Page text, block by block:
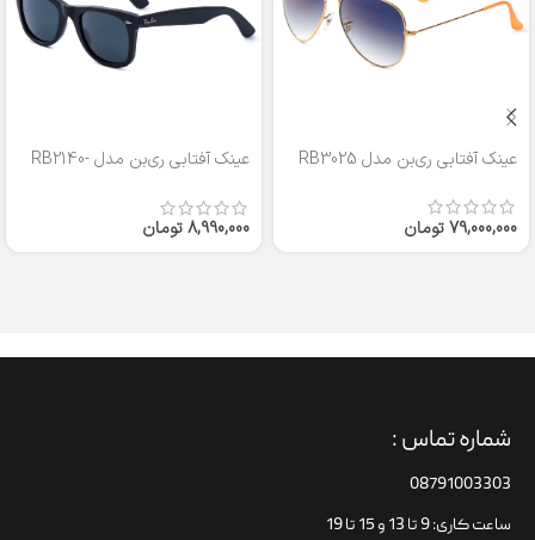
عینک آفتابی ری‌بن مدل RB3025
79,000,000تومان
عینک آفتابی ری‌بن مدل RB2140-
8,990,000تومان
شماره تماس :
08791003303
ساعت کاری: 9 تا 13 و 15 تا 19